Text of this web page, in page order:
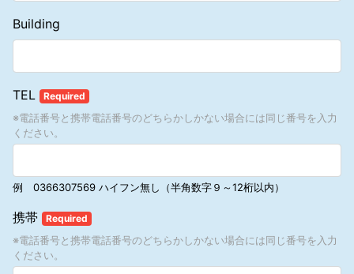
その承認を得なければなりません。当社は、不適当と思われる場合、
他の名称、商標、サービス・マーク、または法律に抵触する場合、法
場合、「情報変更通知書」（書類番号1802903）または新たな「法人
情報登録書・保証と免責の表明」（書類番号1806403）に変更後の法
人名を記載し、提出されなければなりません。当社との混同を避ける
ため、“マナテック”、マナテック製品の名称、およびマナテックの商
標を法人名として使用してはなりません。
1.5 ビジネス構築のための第三者との提携
ソシエートや、当社とは無関係にビジネス構築方法、製品、サービス
を提供する個人や企業のことを指しますが、これらに限られません。
ウンライン組織の構築を提示するいかなる第三者も認めません。加え
て、当社は個人、企業を問わず、第三者のビジネス・ツールを用いた
収入の提示についても一切保証しません。
1.5.3 仮に、アソシエートが第三者と契約を締結する場合は、すべて
対して生じている事由をもって、クレジット会社に対抗することがで
きます。
勧誘をするに際し、またはその契約の解除を妨げるために、次に掲げ
る事項について故意に事実を告げず、または不実のことを告げる行為
をしてはなりません。
（a） 製品の種類及びその品質、並びに製品の効能、商標、製造者名
（c） アソシエート登録にかかる契約の解除に関する事項
（e） その他、相手方の判断に影響を及ぼす重要な事項について
8. 2 スポンサーとなるアソシエートは、アソシエート登録にかかる契
約の締結について勧誘をするに際し、またはその契約の解除を妨げる
ために、上記8. 1（a）から（e）に掲げる事項について不実のことを
Building
TEL Required
※電話番号と携帯電話番号のどちらかしかない場合には同じ番号を入力
ください。
例 0366307569 ハイフン無し（半角数字９～12桁以内）
携帯 Required
※電話番号と携帯電話番号のどちらかしかない場合には同じ番号を入力
ください。